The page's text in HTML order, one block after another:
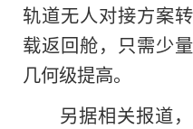
轨道无人对接方案
载返回舱，只需少
几何级提高。
另据相关报道